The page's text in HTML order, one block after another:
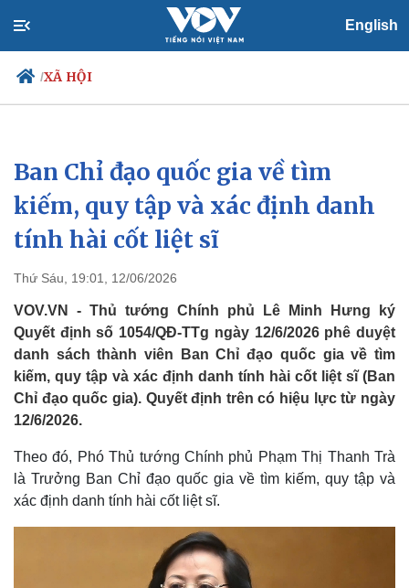
English
/XÃ HỘI
Chính trị
Đảng
Tổ chức nhân sự
Quốc hội
Xã hội
Tin 24h
Dự báo thời tiết
Ban Chỉ đạo quốc gia về tìm
kiếm, quy tập và xác định danh
tính hài cốt liệt sĩ
Thứ Sáu, 19:01, 12/06/2026
VOV.VN - Thủ tướng Chính phủ Lê Minh Hưng ký
Quyết định số 1054/QĐ-TTg ngày 12/6/2026 phê duyệt
danh sách thành viên Ban Chỉ đạo quốc gia về tìm
kiếm, quy tập và xác định danh tính hài cốt liệt sĩ (Ban
Chỉ đạo quốc gia). Quyết định trên có hiệu lực từ ngày
12/6/2026.
Theo đó, Phó Thủ tướng Chính phủ Phạm Thị Thanh Trà
là Trưởng Ban Chỉ đạo quốc gia về tìm kiếm, quy tập và
xác định danh tính hài cốt liệt sĩ.